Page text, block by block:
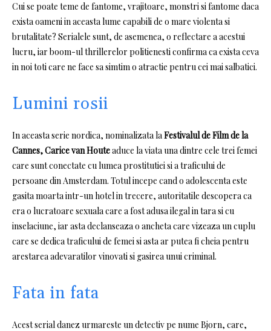
Cui se poate teme de fantome, vrajitoare, monstri si fantome daca
exista oameni in aceasta lume capabili de o mare violenta si
brutalitate? Serialele sunt, de asemenea, o reflectare a acestui
lucru, iar boom-ul thrillerelor politienesti confirma ca exista ceva
in noi toti care ne face sa simtim o atractie pentru cei mai salbatici.
Lumini rosii
In aceasta serie nordica, nominalizata laFestivalul de Film de la
Cannes, Carice van Houteaduce la viata una dintre cele trei femei
care sunt conectate cu lumea prostitutiei si a traficului de
persoane din Amsterdam. Totul incepe cand o adolescenta este
gasita moarta intr-un hotel in trecere, autoritatile descopera ca
era o lucratoare sexuala care a fost adusa ilegal in tara si cu
inselaciune, iar asta declanseaza o ancheta care vizeaza un cuplu
care se dedica traficului de femei si asta ar putea fi cheia pentru
arestarea adevaratilor vinovati si gasirea unui criminal.
Fata in fata
Acest serial danez urmareste un detectiv pe nume Bjorn, care,